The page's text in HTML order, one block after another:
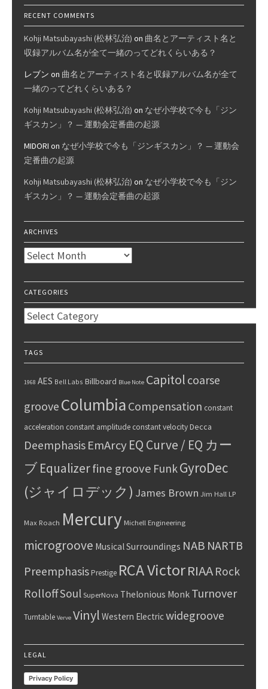
RECENT COMMENTS
Kohji Matsubayashi (松林弘治) on 曲名とアーティスト名と
収録アルバム名が全て一緒のってどれくらいある？
レブン on 曲名とアーティスト名と収録アルバム名が全て
一緒のってどれくらいある？
Kohji Matsubayashi (松林弘治) on なぜ小学校で今も「ジン
ギスカン」？ — 運動会定番曲の起源
MIDORI on なぜ小学校で今も「ジンギスカン」？ — 運動会
定番曲の起源
Kohji Matsubayashi (松林弘治) on なぜ小学校で今も「ジン
ギスカン」？ — 運動会定番曲の起源
ARCHIVES
Archives
CATEGORIES
Categories
TAGS
1968 AES Bell Labs Billboard Blue Note Capitol coarse
groove Columbia Compensation constant
acceleration constant amplitude constant velocityDecca
Deemphasis EmArcyEQ Curve / EQ カー
ブEqualizerfine groove FunkGyroDec
(ジャイロデック) James Brown Jim Hall LP
Max Roach Mercury Michell Engineering
microgroove Musical Surroundings NAB NARTB
PreemphasisPrestige RCA VictorRIAA Rock
RolloffSoul SuperNova Thelonious Monk Turnover
Turntable Verve Vinyl Western Electricwidegroove
LEGAL
Privacy Policy